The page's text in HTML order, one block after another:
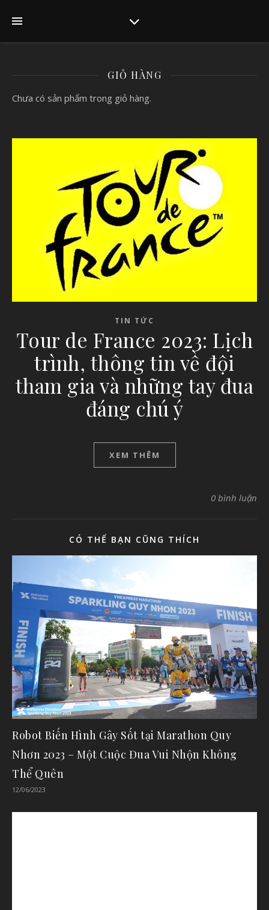
GIỎ HÀNG
Chưa có sản phẩm trong giỏ hàng.
TIN TỨC
Tour de France 2023: Lịch
trình, thông tin về đội
tham gia và những tay đua
đáng chú ý
XEM THÊM
0 bình luận
CÓ THỂ BẠN CŨNG THÍCH
Robot Biến Hình Gây Sốt tại Marathon Quy
Nhơn 2023 – Một Cuộc Đua Vui Nhộn Không
Thể Quên
12/06/2023